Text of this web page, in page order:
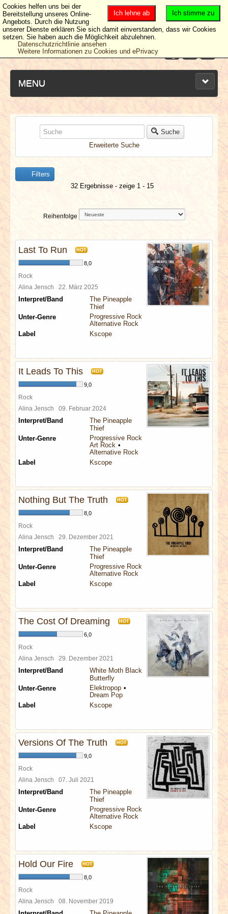
MENU
NEUESTE ARTIKEL
NEWS & DATES
BERICHTE
VERLOSUNGEN
SPECIALS
REDAKTION
LINKS
Suche
Erweiterte Suche
Filters
32 Ergebnisse - zeige 1 - 15
Reihenfolge
Last To Run HOT
8,0
Rock
Alina Jensch 22. März 2025
Interpret/Band
The Pineapple
Thief
Unter-Genre
Progressive Rock
Alternative Rock
Label
Kscope
It Leads To This HOT
9,0
Rock
Alina Jensch 09. Februar 2024
Interpret/Band
The Pineapple
Thief
Unter-Genre
Progressive Rock
Art Rock
Alternative Rock
Label
Kscope
Nothing But The Truth HOT
8,0
Rock
Alina Jensch 29. Dezember 2021
Interpret/Band
The Pineapple
Thief
Unter-Genre
Progressive Rock
Alternative Rock
Label
Kscope
The Cost Of Dreaming HOT
6,0
Rock
Alina Jensch 29. Dezember 2021
Interpret/Band
White Moth Black
Butterfly
Unter-Genre
Elektropop
Dream Pop
Label
Kscope
Versions Of The Truth HOT
9,0
Rock
Alina Jensch 07. Juli 2021
Interpret/Band
The Pineapple
Thief
Unter-Genre
Progressive Rock
Alternative Rock
Label
Kscope
Hold Our Fire HOT
8,0
Rock
Alina Jensch 08. November 2019
Ich stimme zu
Ich lehne ab
Cookies helfen uns bei der
Bereitstellung unseres Online-
Angebots. Durch die Nutzung
unserer Dienste erklären Sie sich damit einverstanden, dass wir Cookies
setzen. Sie haben auch die Möglichkeit abzulehnen.
Datenschutzrichtlinie ansehen
Weitere Informationen zu Cookies und ePrivacy